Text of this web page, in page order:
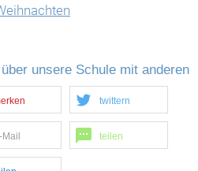
unsere Schule mit anderen
twittern
Mail teilen